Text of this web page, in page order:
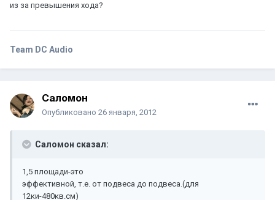
из за превышения хода?
Team DC Audio
Саломон
Опубликовано 26 января, 2012
Саломон сказал:
1,5 площади-это
эффективной, т.е. от подвеса до подвеса.(для
12ки-480кв.см)